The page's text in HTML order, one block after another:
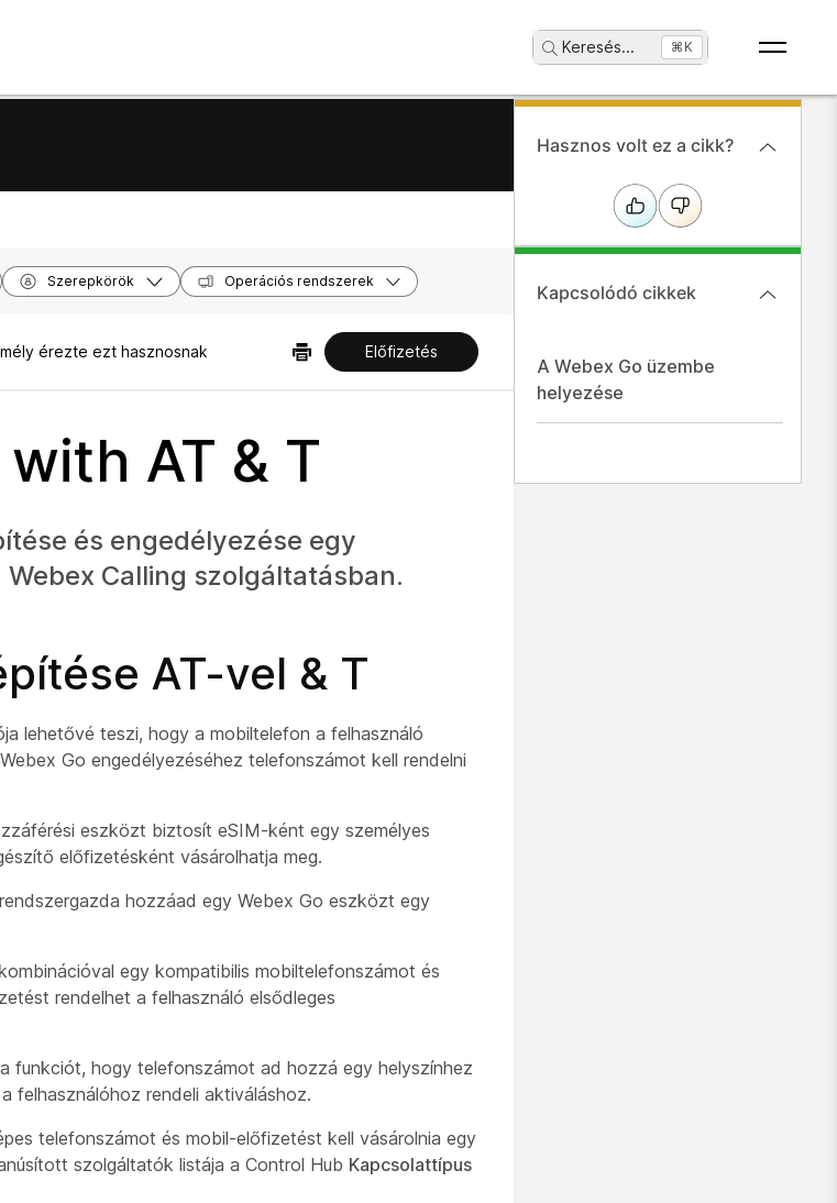
Keresés... ⌘K
Szerepkörök Operációs rendszerek
érezte ezt hasznosnak Előfizetés
AT & T
és engedélyezése egy
Calling szolgáltatásban.
AT-vel & T
lehetővé teszi, hogy a mobiltelefon a felhasználó
Go engedélyezéséhez telefonszámot kell rendelni
eszközt biztosít eSIM-ként egy személyes
előfizetésként vásárolhatja meg.
hozzáad egy Webex Go eszközt egy
egy kompatibilis mobiltelefonszámot és
rendelhet a felhasználó elsődleges
funkciót, hogy telefonszámot ad hozzá egy helyszínhez
felhasználóhoz rendeli aktiváláshoz.
telefonszámot és mobil-előfizetést kell vásárolnia egy
szolgáltatók listája a Control Hub Kapcsolattípus
Hasznos volt ez a cikk?
Kapcsolódó cikkek
A Webex Go üzembe
helyezése